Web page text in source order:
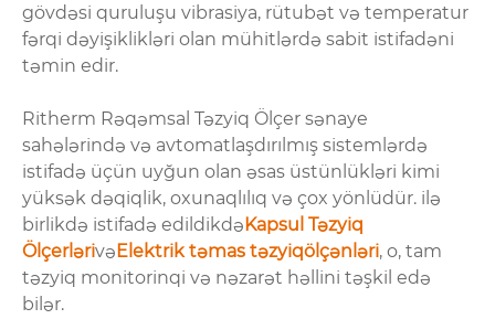
gövdəsi quruluşu vibrasiya, rütubət və temperatur
fərqi dəyişiklikləri olan mühitlərdə sabit istifadəni
təmin edir.
Ritherm Rəqəmsal Təzyiq Ölçer sənaye
sahələrində və avtomatlaşdırılmış sistemlərdə
istifadə üçün uyğun olan əsas üstünlükləri kimi
yüksək dəqiqlik, oxunaqlılıq və çox yönlüdür. ilə
birlikdə istifadə edildikdəKapsul Təzyiq
ÖlçerlərivəElektrik təmas təzyiqölçənləri, o, tam
təzyiq monitorinqi və nəzarət həllini təşkil edə
bilər.